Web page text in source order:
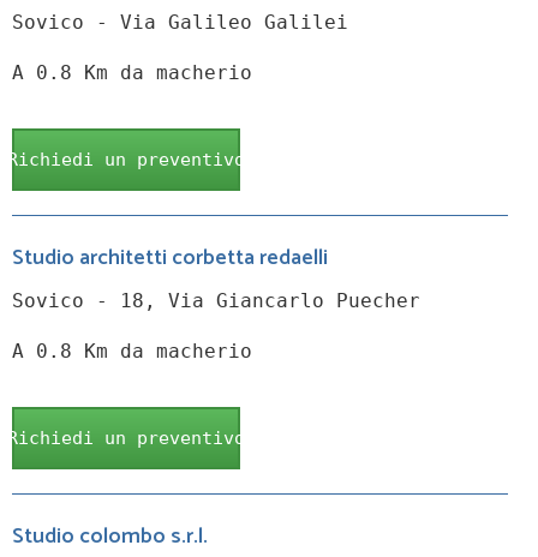
Sovico - Via Galileo Galilei
A 0.8 Km da macherio
Richiedi un preventivo
Studio architetti corbetta redaelli
Sovico - 18, Via Giancarlo Puecher
A 0.8 Km da macherio
Richiedi un preventivo
Studio colombo s.r.l.